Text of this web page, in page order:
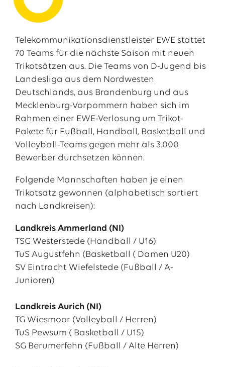
Telekommunikationsdienstleister EWE stattet
70 Teams für die nächste Saison mit neuen
Trikotsätzen aus. Die Teams von D-Jugend bis
Landesliga aus dem Nordwesten
Deutschlands, aus Brandenburg und aus
Mecklenburg-Vorpommern haben sich im
Rahmen einer EWE-Verlosung um Trikot-
Pakete für Fußball, Handball, Basketball und
Volleyball-Teams gegen mehr als 3.000
Bewerber durchsetzen können.
Folgende Mannschaften haben je einen
Trikotsatz gewonnen (alphabetisch sortiert
nach Landkreisen):
Landkreis Ammerland (NI)
TSG Westerstede (Handball / U16)
TuS Augustfehn (Basketball ( Damen U20)
SV Eintracht Wiefelstede (Fußball / A-
Junioren)
Landkreis Aurich (NI)
TG Wiesmoor (Volleyball / Herren)
TuS Pewsum ( Basketball / U15)
SG Berumerfehn (Fußball / Alte Herren)
Unsere neuesten Stellenangebote